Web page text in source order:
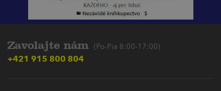
Zavolajte nám (Po-Pia 8:00-17:00)
+421 915 800 804